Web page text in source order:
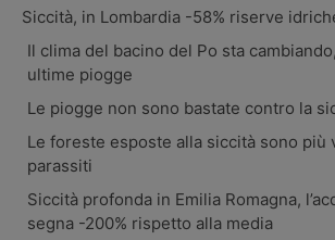
Siccità, in Lombardia -58% riserve
Il clima del bacino del Po sta
ultime piogge
Le piogge non sono bastate contro la
Le foreste esposte alla siccità sono più
parassiti
Siccità profonda in Emilia Romagna,
segna -200% rispetto alla media